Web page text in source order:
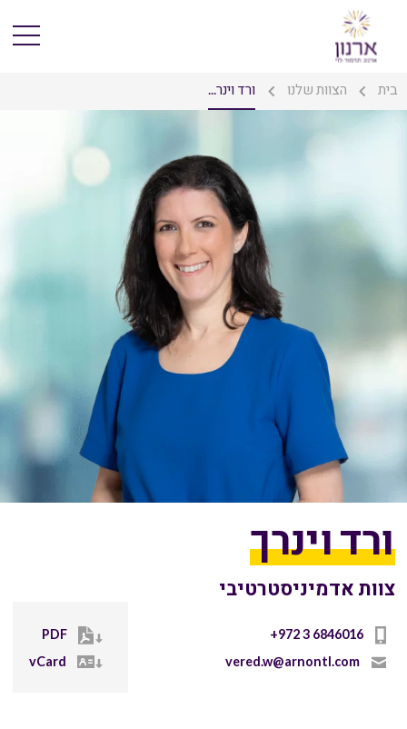
בית הצוות שלנו ורד וינר...
ורד וינרך
צוות אדמיניסטרטיבי
+972 3 6846016
vered.w@arnontl.com
PDF
vCard